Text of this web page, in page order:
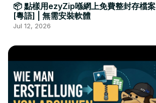
📦 點樣用ezyZip喺網上免費整封存檔案
[粵語] | 無需安裝軟體
Jul 12, 2026